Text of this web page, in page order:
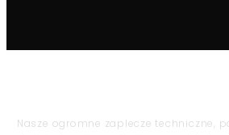
Nasze ogromne zaplecze techniczne,